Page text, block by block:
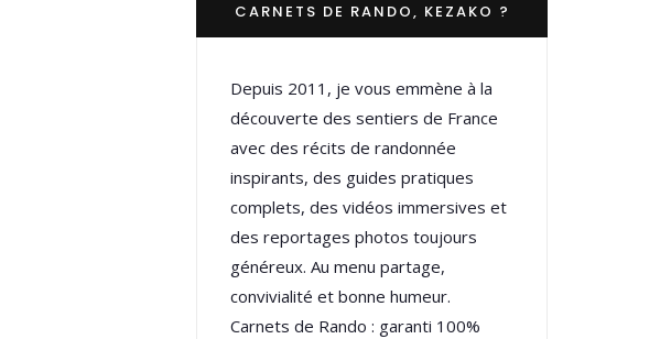
CARNETS DE RANDO, KEZAKO ?
Depuis 2011, je vous emmène à la
découverte des sentiers de France
avec des récits de randonnée
inspirants, des guides pratiques
complets, des vidéos immersives et
des reportages photos toujours
généreux. Au menu partage,
convivialité et bonne humeur.
Carnets de Rando : garanti 100%